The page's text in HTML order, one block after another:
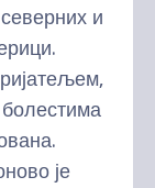
и
је